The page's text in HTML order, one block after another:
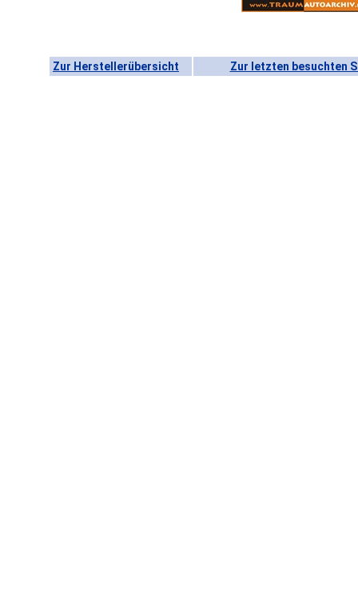
Zur Herstellerübersicht Zur letzten besuchten